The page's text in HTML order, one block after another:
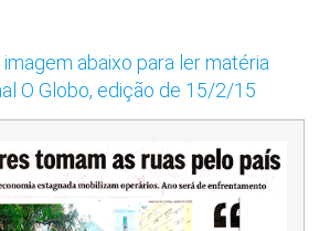
imagem abaixo para ler matéria
O Globo, edição de 15/2/15